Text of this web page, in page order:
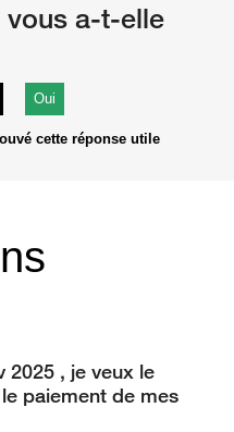
vous a-t-elle
Oui
cette réponse utile
2025 , je veux le
paiement de mes